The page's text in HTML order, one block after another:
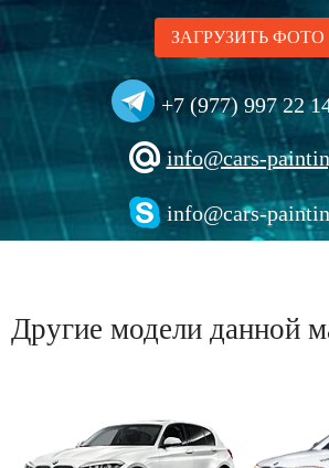
ЗАГРУЗИТЬ ФОТО
+7 (977) 997 22
info@cars-
info@cars-
Другие модели данной